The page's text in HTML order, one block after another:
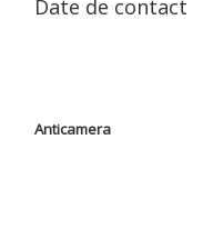
Date de contact
Anticamera